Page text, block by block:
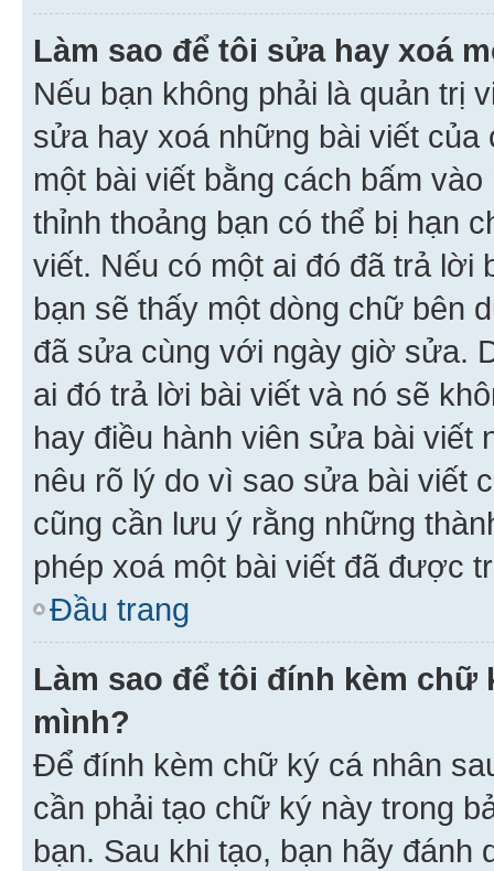
Làm sao để tôi sửa hay xoá
Nếu bạn không phải là quản trị
sửa hay xoá những bài viết
một bài viết bằng cách bấm
thỉnh thoảng bạn có thể bị hạn
viết. Nếu có một ai đó đã trả lời
bạn sẽ thấy một dòng chữ bên
đã sửa cùng với ngày giờ sửa.
ai đó trả lời bài viết và nó sẽ
hay điều hành viên sửa bài viết
nêu rõ lý do vì sao sửa bài viết
cũng cần lưu ý rằng những
phép xoá một bài viết đã được
Đầu trang
Làm sao để tôi đính kèm chữ
mình?
Để đính kèm chữ ký cá nhân
cần phải tạo chữ ký này trong
bạn. Sau khi tạo, bạn hãy